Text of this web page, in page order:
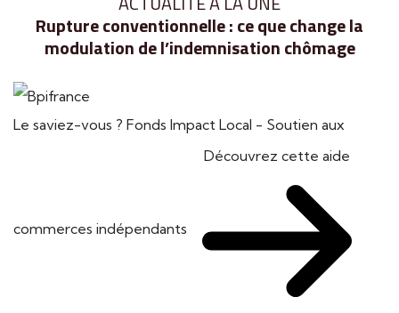
Rupture conventionnelle : ce que change la
modulation de l’indemnisation chômage
Le saviez-vous ? Fonds Impact Local - Soutien aux
commerces indépendants
Découvrez cette aide